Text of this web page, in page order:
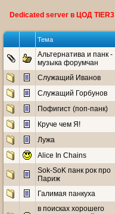
Dedicated server в ЦОД TIER3
Тема
Альтернатива и панк -
музыка форумчан
Служащий Иванов
Служащий Горбунов
Пофигист (поп-панк)
Круче чем Я!
Лужа
Alice In Chains
Sok-SoK панк рок про
Париж
Галимая панкуха
в поисках хорошего